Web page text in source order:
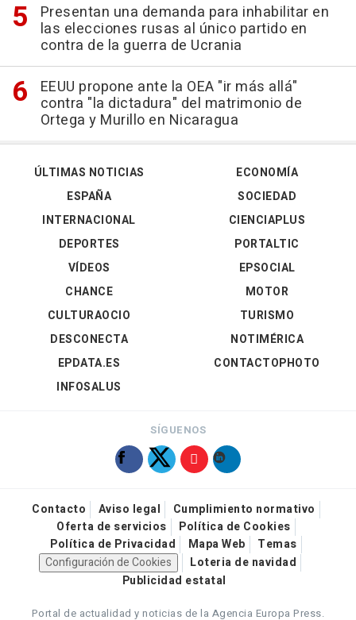
Presentan una demanda para inhabilitar en
las elecciones rusas al único partido en
contra de la guerra de Ucrania
EEUU propone ante la OEA "ir más allá"
contra "la dictadura" del matrimonio de
Ortega y Murillo en Nicaragua
ÚLTIMAS NOTICIAS
ESPAÑA
INTERNACIONAL
DEPORTES
VÍDEOS
ECONOMÍA
SOCIEDAD
CIENCIAPLUS
PORTALTIC
EPSOCIAL
CHANCE
CULTURAOCIO
DESCONECTA
EPDATA.ES
INFOSALUS
MOTOR
TURISMO
NOTIMÉRICA
CONTACTOPHOTO
SÍGUENOS
Contacto Aviso legal
Cumplimiento normativo
Oferta de servicios
Política de Cookies
Política de Privacidad
Mapa Web
Temas
Configuración de Cookies
Loteria de navidad
Publicidad estatal
Portal de actualidad y noticias de la Agencia Europa Press.